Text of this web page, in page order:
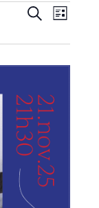
de
pesquisa
e
de
Eventos
PESQUISAR
de
LISTA